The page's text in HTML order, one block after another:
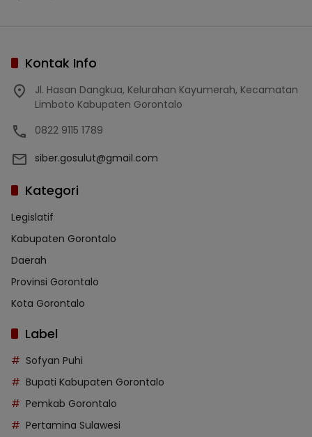
Kontak Info
Jl. Hasan Dangkua, Kelurahan Kayumerah, Kecamatan
Limboto Kabupaten Gorontalo
0822 9115 1789
siber.gosulut@gmail.com
Kategori
Legislatif
Kabupaten Gorontalo
Daerah
Provinsi Gorontalo
Kota Gorontalo
Label
Sofyan Puhi
Bupati Kabupaten Gorontalo
Pemkab Gorontalo
Pertamina Sulawesi